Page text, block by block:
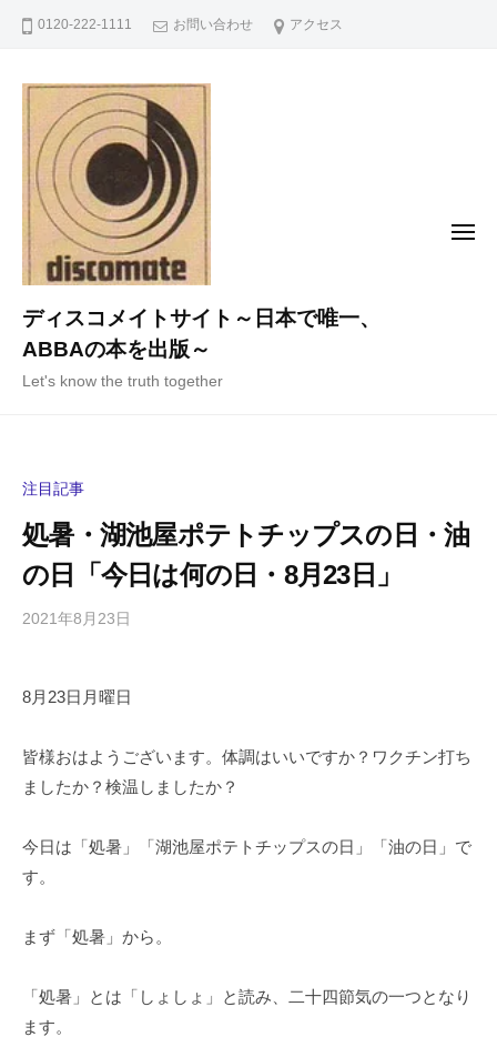
0120-222-1111 お問い合わせ アクセス
ディスコメイトサイト～日本で唯一、
ABBAの本を出版～
Let's know the truth together
メ
注目記事
処暑・湖池屋ポテトチップスの日・油
の日「今日は何の日・8月23日」
2021年8月23日
a
s
a
メ
ン
8月23日月曜日
皆様おはようございます。体調はいいですか？ワクチン打ち
ましたか？検温しましたか？
今日は「処暑」「湖池屋ポテトチップスの日」「油の日」で
す。
まず「処暑」から。
「処暑」とは「しょしょ」と読み、二十四節気の一つとなり
ます。